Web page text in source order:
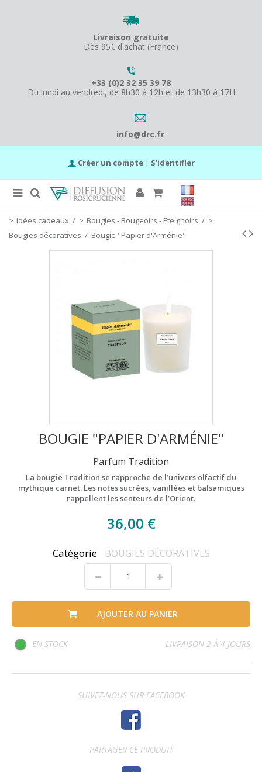
Livraison gratuite
Dès 95€ d'achat (France)
+33 (0)2 32 35 39 78
Du lundi au vendredi, de 8h30 à 12h et de 13h30 à 17H
info@drc.fr
Créer un compte | S'identifier
Idées cadeaux / Bougies - Bougeoirs - Eteignoirs /
Bougies décoratives / Bougie "Papier d'Arménie"
BOUGIE "PAPIER D'ARMÉNIE"
Parfum Tradition
La bougie Tradition se rapproche de l’univers olfactif du
mythique carnet. Les notes sucrées, vanillées et balsamiques
rappellent les senteurs de l’Orient.
36,00 €
Catégorie BOUGIES DÉCORATIVES
AJOUTER AU PANIER
EN STOCK LIVRAISON 2 À 4 JOURS
SUIVEZ-NOUS SUR FACEBOOK
PARTAGER CE PRODUIT